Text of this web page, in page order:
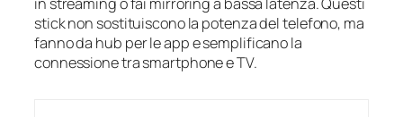
stick non sostituiscono la potenza del telefono, ma
fanno da hub per le app e semplificano la
connessione tra smartphone e TV.